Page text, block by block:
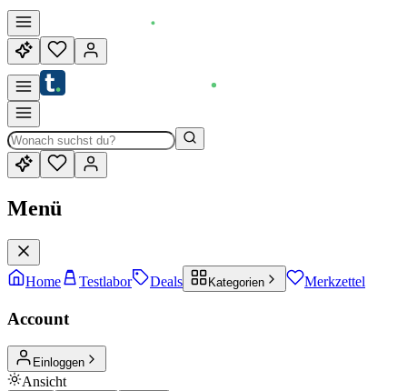
Menü
Home Testlabor Deals Kategorien Merkzettel
Account
Einloggen
Ansicht